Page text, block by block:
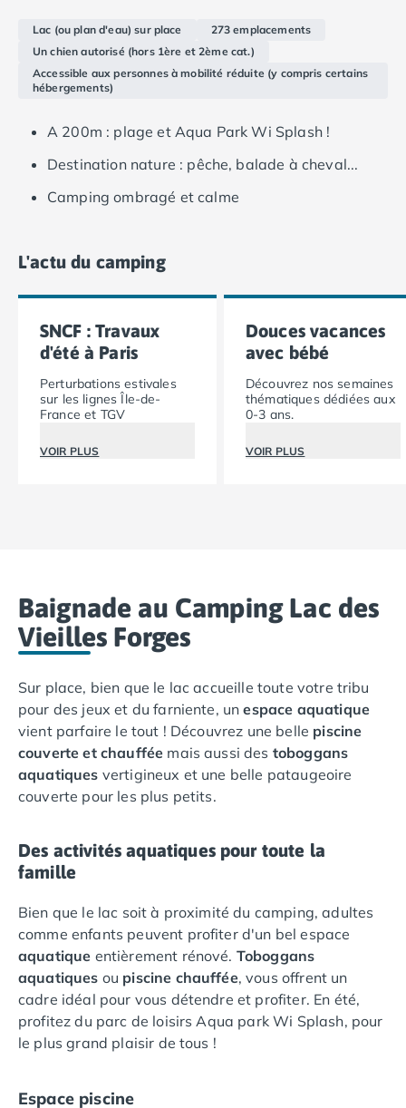
Camping Aigues-Mortes
Camping Grau-du-Roi
Camping Nîmes
Camping Agde
Camping La Grande Motte
Camping Marseillan-Plage
Camping Sète
Camping Vias-Plage
Camping Pyrénées-Orientales
Camping Argelès-sur-Mer
Camping Collioure
Camping Le Barcarès
Camping Saint-Cyprien
Camping Millau
Camping Nant
Camping Saint-Amans-des-Cots
Camping Lot
Camping Lot-et-Garonne
Camping Tarn
Camping Nord-Pas-de-Calais
Camping Pas-de-Calais
Camping Berck
Camping Le Portel
Camping Le Touquet
Camping Pays de la Loire
Camping Loire-Atlantique
Camping Guerande
Camping La Baule-Escoublac
Camping La Turballe
Camping Nantes
Camping Pornic
bien ombragés.
Lac (ou plan d'eau) sur place
273 emplacements
Un chien autorisé (hors 1ère et 2ème cat.)
Accessible aux personnes à mobilité réduite (y compris certains
hébergements)
A 200m : plage et Aqua Park Wi Splash !
Destination nature : pêche, balade à cheval...
Camping ombragé et calme
L'actu du camping
SNCF : Travaux
d'été à Paris
Perturbations estivales
sur les lignes Île-de-
France et TGV
VOIR PLUS
Douces vacances
avec bébé
Découvrez nos semaines
thématiques dédiées aux
0-3 ans.
VOIR PLUS
Baignade au Camping Lac des
Vieilles Forges
Sur place, bien que le lac accueille toute votre tribu
pour des jeux et du farniente, unespace aquatique
vient parfaire le tout ! Découvrez une belle piscine
couverte et chauffée mais aussi des toboggans
aquatiques vertigineux et une belle pataugeoire
couverte pour les plus petits.
Des activités aquatiques pour toute la
famille
Bien que le lac soit à proximité du camping, adultes
comme enfants peuvent profiter d'un bel espace
aquatique entièrement rénové. Toboggans
aquatiques ou piscine chauffée, vous offrent un
cadre idéal pour vous détendre et profiter. En été,
profitez du parc de loisirs Aqua park Wi Splash, pour
le plus grand plaisir de tous !
Espace piscine